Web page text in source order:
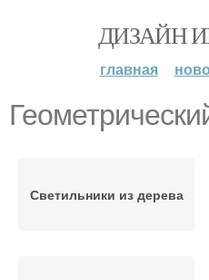
ДИЗАЙН
главная
Светильники из дерева